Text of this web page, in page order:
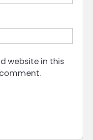
website in this